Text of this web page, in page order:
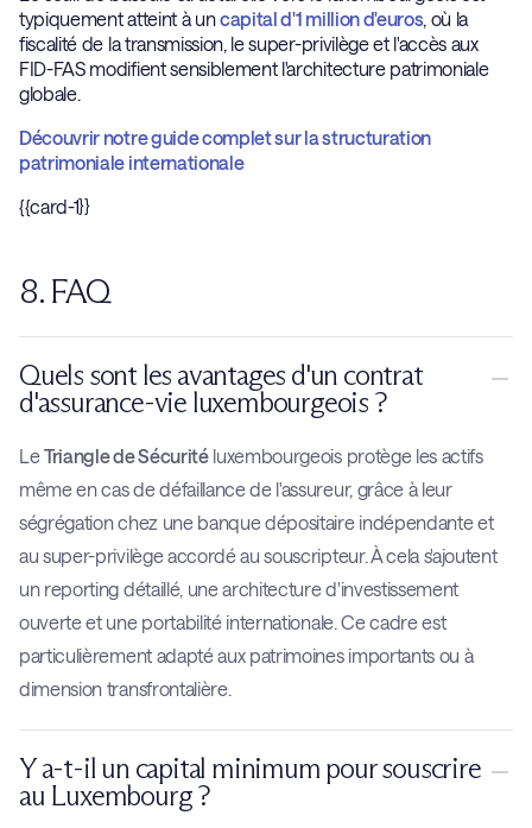
typiquement atteint à uncapital d'1 million d'euros, où la
fiscalité de la transmission, le super-privilège et l'accès aux
FID-FAS modifient sensiblement l'architecture patrimoniale
globale.
Découvrir notre guide complet sur la structuration
patrimoniale internationale
{{card-1}}
8. FAQ
Quels sont les avantages d'un contrat
d'assurance-vie luxembourgeois ?
LeTriangle de Sécuritéluxembourgeois protège les actifs
même en cas de défaillance de l'assureur, grâce à leur
ségrégation chez une banque dépositaire indépendante et
au super-privilège accordé au souscripteur. À cela s'ajoutent
un reporting détaillé, une architecture d'investissement
ouverte et une portabilité internationale. Ce cadre est
particulièrement adapté aux patrimoines importants ou à
dimension transfrontalière.
Y a-t-il un capital minimum pour souscrire
au Luxembourg ?